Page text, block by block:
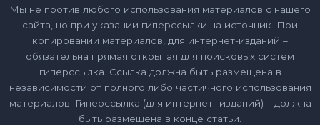
Мы не против любого использования материалов с нашего
сайта, но при указании гиперссылки на источник. При
копировании материалов, для интернет-изданий –
обязательна прямая открытая для поисковых систем
гиперссылка. Ссылка должна быть размещена в
независимости от полного либо частичного использования
материалов. Гиперссылка (для интернет- изданий) – должна
быть размещена в конце статьи.